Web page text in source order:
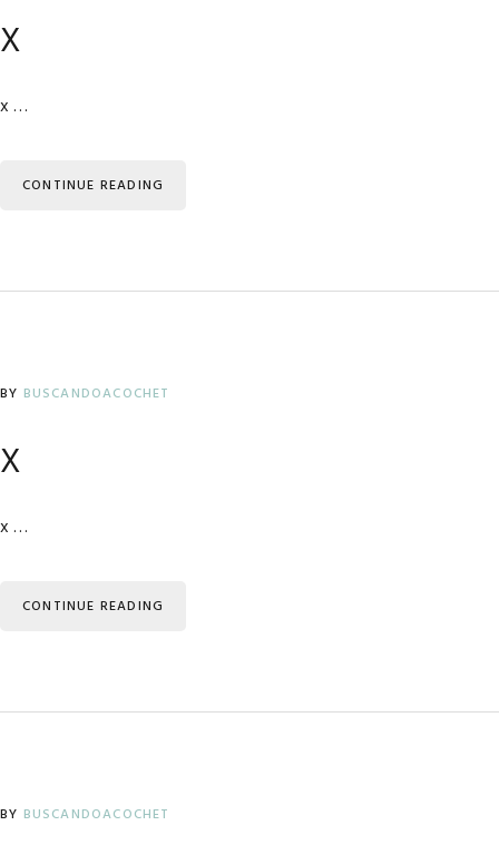
x
x …
CONTINUE READING
BY BUSCANDOACOCHET
x
x …
CONTINUE READING
BY BUSCANDOACOCHET